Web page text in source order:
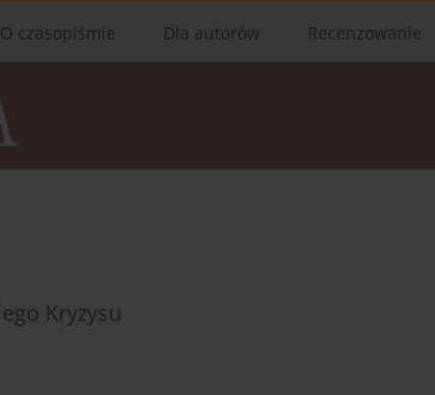
O czasopiśmie Dla autorów Recenzowanie
Kryzysu